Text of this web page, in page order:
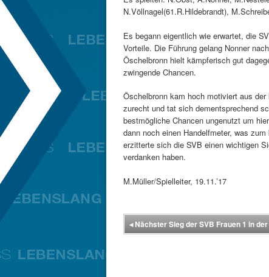
N.Völlnagel(61.R.Hildebrandt),
Es begann eigentlich wie erwartet, die
Vorteile. Die Führung gelang Nonner
Öschelbronn hielt kämpferisch gut
zwingende Chancen.
Öschelbronn kam hoch motiviert aus
zurecht und tat sich dementsprechend
bestmögliche Chancen ungenutzt um
dann noch einen Handelfmeter, was
erzitterte sich die SVB einen wichtigen
verdanken haben.
M.Müller/Spielleiter, 19.11.’17
◂Nächster Sieg der SVB Frauen 1 in